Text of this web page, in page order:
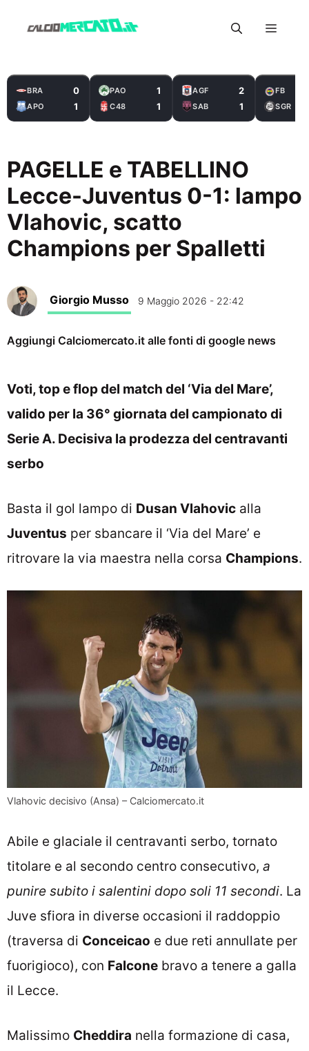
Menu
BRA 0
APO 1
PAO 1
C48 1
AGF 2
SAB 1
FB
SGR
PAGELLE e TABELLINO
Lecce-Juventus 0-1: lampo
Vlahovic, scatto
Champions per Spalletti
Giorgio Musso 9 Maggio 2026 - 22:42
Aggiungi Calciomercato.it alle fonti di google news
Voti, top e flop del match del ‘Via del Mare’,
valido per la 36° giornata del campionato di
Serie A. Decisiva la prodezza del centravanti
serbo
Basta il gol lampo di Dusan Vlahovic alla
Juventus per sbancare il ‘Via del Mare’ e
ritrovare la via maestra nella corsa Champions.
Vlahovic decisivo (Ansa) – Calciomercato.it
Abile e glaciale il centravanti serbo, tornato
titolare e al secondo centro consecutivo, a
punire subito i salentini dopo soli 11 secondi. La
Juve sfiora in diverse occasioni il raddoppio
(traversa di Conceicao e due reti annullate per
fuorigioco), con Falcone bravo a tenere a galla
il Lecce.
Malissimo Cheddira nella formazione di casa,